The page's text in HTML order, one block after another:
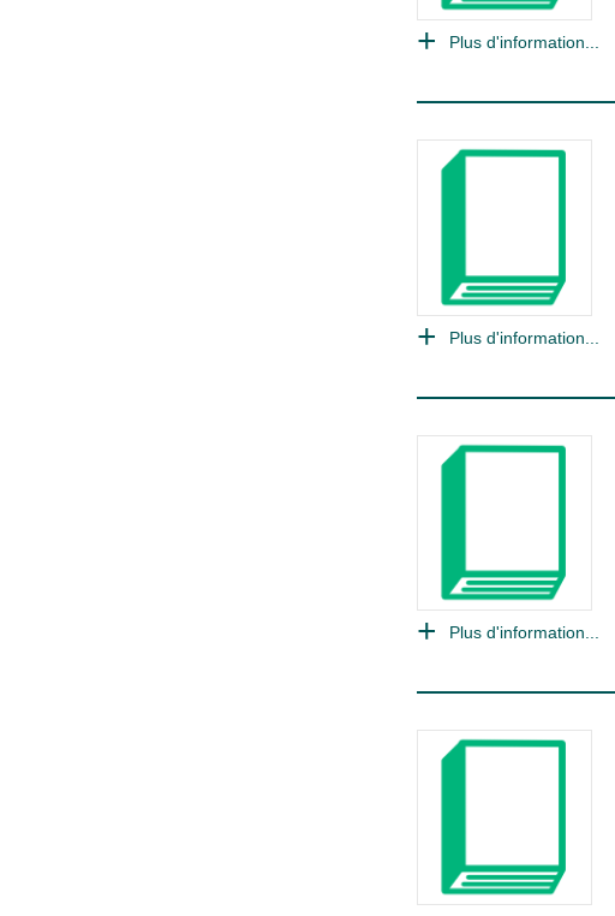
Plus d'information...
Plus d'information...
Plus d'information...